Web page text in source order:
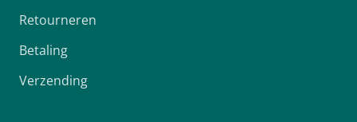
Retourneren
Betaling
Verzending